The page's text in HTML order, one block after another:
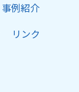
事例紹介
リンク